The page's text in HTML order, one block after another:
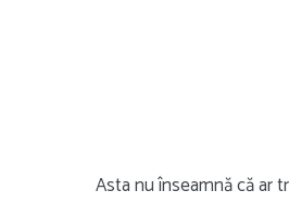
Asta nu înseamnă că ar